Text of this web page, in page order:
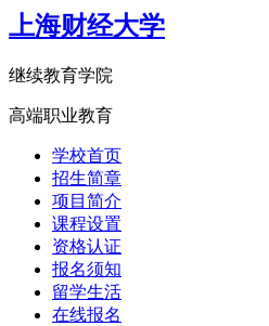
上海财经大学
继续教育学院
高端职业教育
学校首页
招生简章
项目简介
课程设置
资格认证
报名须知
留学生活
在线报名